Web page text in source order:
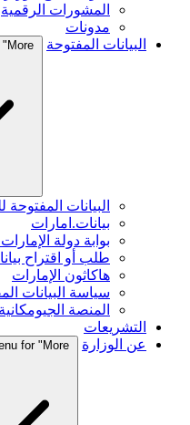
المشورات الرقمية
مدونات
البيانات المفتوحة
البيانات المفتوحة
بيانات.امارات
بوابة دولة
طلب أو اقتراح
هاكاثون الإمارات
سياسة البيانات
المنصة الجيومكانية
التشريعات
عن الوزارة
for "More"